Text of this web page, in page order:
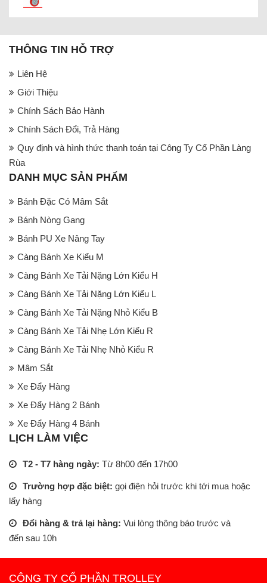
THÔNG TIN HỖ TRỢ
Liên Hệ
Giới Thiệu
Chính Sách Bảo Hành
Chính Sách Đổi, Trả Hàng
Quy định và hình thức thanh toán tại Công Ty Cổ Phần Làng
Rùa
DANH MỤC SẢN PHẨM
Bánh Đặc Có Mâm Sắt
Bánh Nòng Gang
Bánh PU Xe Nâng Tay
Càng Bánh Xe Kiểu M
Càng Bánh Xe Tải Nặng Lớn Kiểu H
Càng Bánh Xe Tải Nặng Lớn Kiểu L
Càng Bánh Xe Tải Nặng Nhỏ Kiểu B
Càng Bánh Xe Tải Nhẹ Lớn Kiểu R
Càng Bánh Xe Tải Nhẹ Nhỏ Kiểu R
Mâm Sắt
Xe Đẩy Hàng
Xe Đẩy Hàng 2 Bánh
Xe Đẩy Hàng 4 Bánh
LỊCH LÀM VIỆC
T2 - T7 hàng ngày: Từ 8h00 đến 17h00
Trường hợp đặc biệt: gọi điện hỏi trước khi tới mua hoặc
lấy hàng
Đổi hàng & trả lại hàng: Vui lòng thông báo trước và
đến sau 10h
CÔNG TY CỔ PHẦN TROLLEY